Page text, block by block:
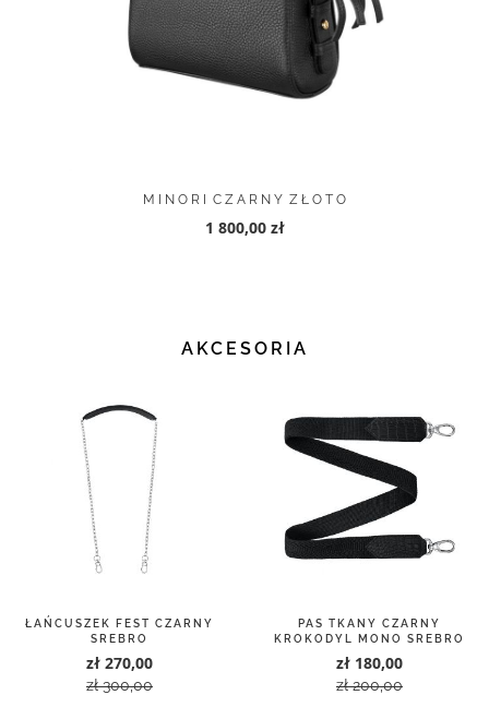
M I N O R I C Z A R N Y Z Ł O T O
1 800,00 zł
AKCESORIA
PAS TKANY CZARNY
KROKODYL MONO SREBRO
180,00 zł
200,00 zł
ŁAŃCUSZEK FEST CZARNY
SREBRO
270,00 zł
300,00 zł